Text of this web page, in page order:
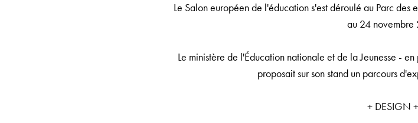
Le Salon européen de l'éducation s'est déroulé au Parc des
au 24 novembre
Le ministère de l'Éducation nationale et de la Jeunesse -
proposait sur son stand un parcours
+ DESIGN +